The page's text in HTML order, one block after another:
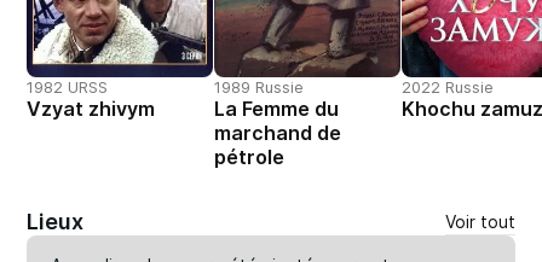
1982 URSS
Vzyat zhivym
1989 Russie
La Femme du
marchand de
pétrole
2022 Russie
Khochu
Lieux Voir tout